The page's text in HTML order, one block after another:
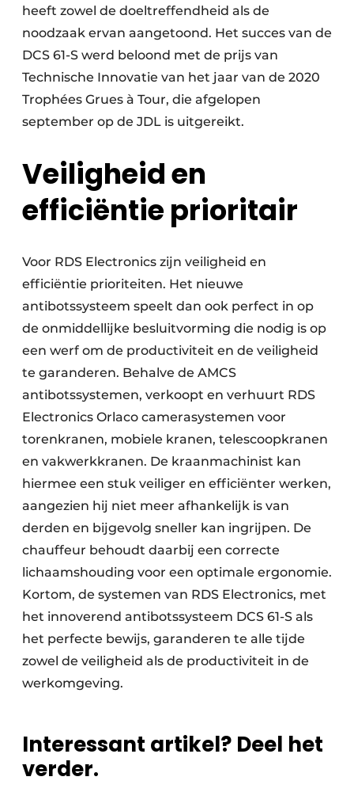
heeft zowel de doeltreffendheid als de
noodzaak ervan aangetoond. Het succes van de
DCS 61-S werd beloond met de prijs van
Technische Innovatie van het jaar van de 2020
Trophées Grues à Tour, die afgelopen
september op de JDL is uitgereikt.
Veiligheid en
efficiëntie prioritair
Voor RDS Electronics zijn veiligheid en
efficiëntie prioriteiten. Het nieuwe
antibotssysteem speelt dan ook perfect in op
de onmiddellijke besluitvorming die nodig is op
een werf om de productiviteit en de veiligheid
te garanderen. Behalve de AMCS
antibotssystemen, verkoopt en verhuurt RDS
Electronics Orlaco camerasystemen voor
torenkranen, mobiele kranen, telescoopkranen
en vakwerkkranen. De kraanmachinist kan
hiermee een stuk veiliger en efficiënter werken,
aangezien hij niet meer afhankelijk is van
derden en bijgevolg sneller kan ingrijpen. De
chauffeur behoudt daarbij een correcte
lichaamshouding voor een optimale ergonomie.
Kortom, de systemen van RDS Electronics, met
het innoverend antibotssysteem DCS 61-S als
het perfecte bewijs, garanderen te alle tijde
zowel de veiligheid als de productiviteit in de
werkomgeving.
Interessant artikel? Deel het
verder.